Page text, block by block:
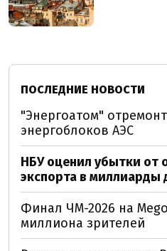
ПОСЛЕДНИЕ НОВОСТИ
"Энергоатом"
энергоблоков АЭС
НБУ оценил убытки от
экспорта в миллиарды
Финал ЧМ-2026 на
миллиона зрителей